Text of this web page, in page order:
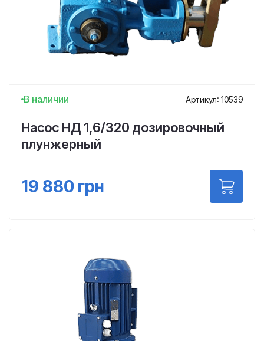
В наличии Артикул: 10539
Насос НД 1,6/320 дозировочный
плунжерный
19 880 грн